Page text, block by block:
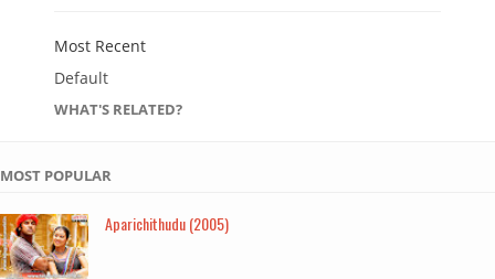
Most Recent
Default
WHAT'S RELATED?
MOST POPULAR
Aparichithudu (2005)